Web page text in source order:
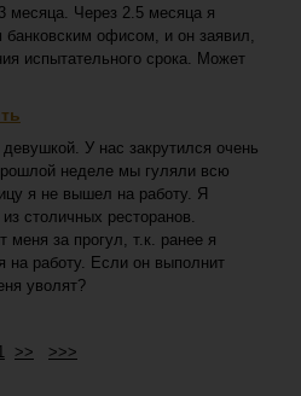
месяца. Через 2.5 месяца я
офисом, и он заявил,
испытательного срока. Может
У нас закрутился очень
неделе мы гуляли всю
я не вышел на работу. Я
столичных ресторанов.
меня за прогул, т.к. ранее я
на работу. Если он выполнит
уволят?
>> >>>